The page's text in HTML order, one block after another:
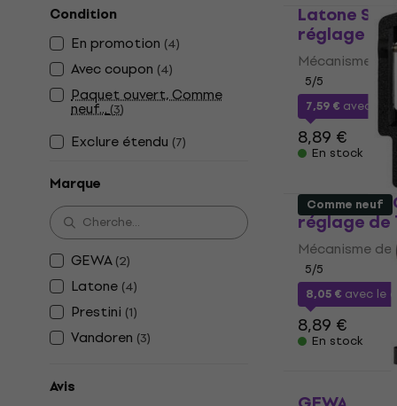
Condition
En promotion (4)
Avec coupon (4)
Paquet ouvert, Comme
neuf...(3)
Exclure étendu (7)
Marque
GEWA (2)
Latone (4)
Prestini (1)
Vandoren (3)
Avis
Latone
réglage de
Mécanisme
5/5
7,59 € avec le
8,89 €
En stock
Latone
réglage de
Mécanisme
5/5
8,05 € avec le
8,89 €
En stock
Comme neuf